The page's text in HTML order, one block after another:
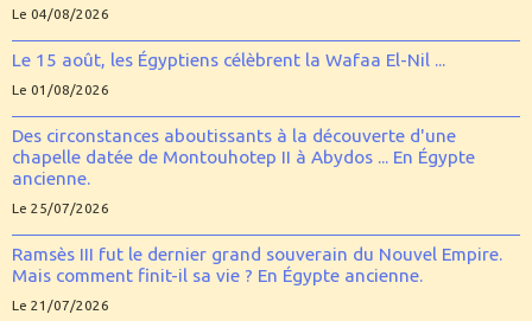
Le 04/08/2026
Le 15 août, les Égyptiens célèbrent la Wafaa El-Nil ...
Le 01/08/2026
Des circonstances aboutissants à la découverte d'une
chapelle datée de Montouhotep II à Abydos ... En Égypte
ancienne.
Le 25/07/2026
Ramsès III fut le dernier grand souverain du Nouvel Empire.
Mais comment finit-il sa vie ? En Égypte ancienne.
Le 21/07/2026